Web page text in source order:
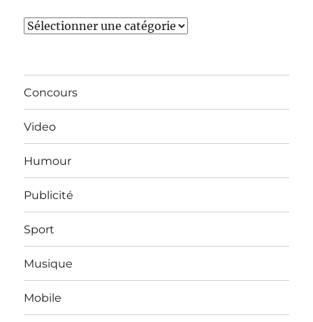
Catégories
Concours
Video
Humour
Publicité
Sport
Musique
Mobile